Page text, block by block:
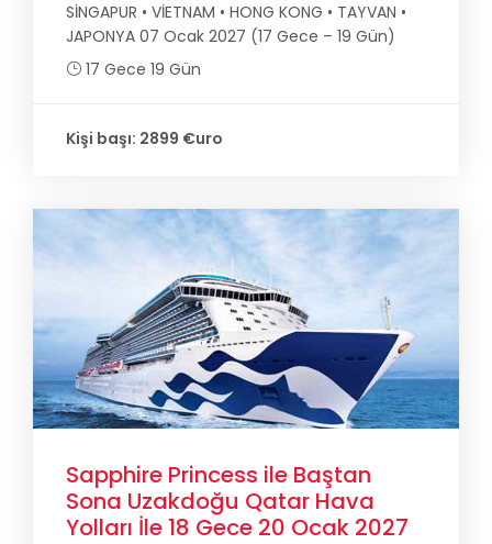
SİNGAPUR • VİETNAM • HONG KONG • TAYVAN •
JAPONYA 07 Ocak 2027 (17 Gece – 19 Gün)
17 Gece 19 Gün
Kişi başı: 2899 €uro
Sapphire Princess ile Baştan
Sona Uzakdoğu Qatar Hava
Yolları İle 18 Gece 20 Ocak 2027